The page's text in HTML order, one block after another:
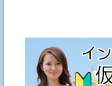
ナ
ビ